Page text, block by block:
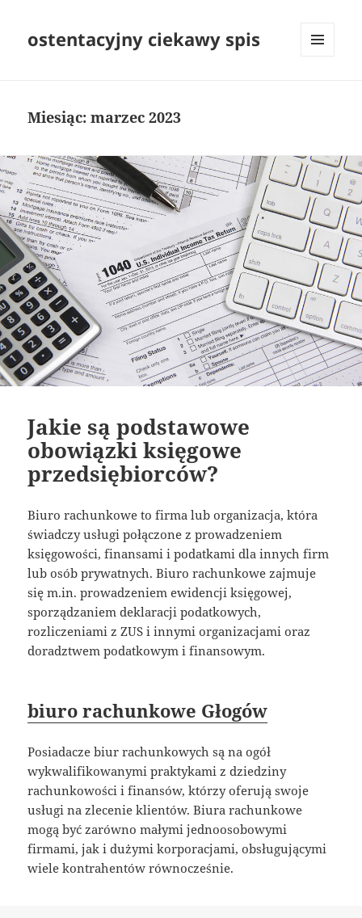
ostentacyjny ciekawy spis
Miesiąc:marzec 2023
Jakie są podstawowe
obowiązki księgowe
przedsiębiorców?
Biuro rachunkowe to firma lub organizacja, która
świadczy usługi połączone z prowadzeniem
księgowości, finansami i podatkami dla innych firm
lub osób prywatnych. Biuro rachunkowe zajmuje
się m.in. prowadzeniem ewidencji księgowej,
sporządzaniem deklaracji podatkowych,
rozliczeniami z ZUS i innymi organizacjami oraz
doradztwem podatkowym i finansowym.
biuro rachunkowe Głogów
Posiadacze biur rachunkowych są na ogół
wykwalifikowanymi praktykami z dziedziny
rachunkowości i finansów, którzy oferują swoje
usługi na zlecenie klientów. Biura rachunkowe
mogą być zarówno małymi jednoosobowymi
firmami, jak i dużymi korporacjami, obsługującymi
wiele kontrahentów równocześnie.